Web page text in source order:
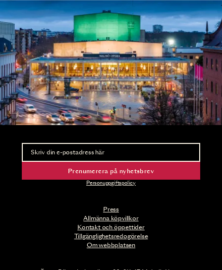
Press
Allmänna köpvillkor
Kontakt och öppettider
Tillgänglighetsredogörelse
Om webbplatsen
Nyhetsbrev
Ta del av förhandsinformation och biljettsläpp.
Prenumerera på nyhetsbrev
Personuppgiftspolicy